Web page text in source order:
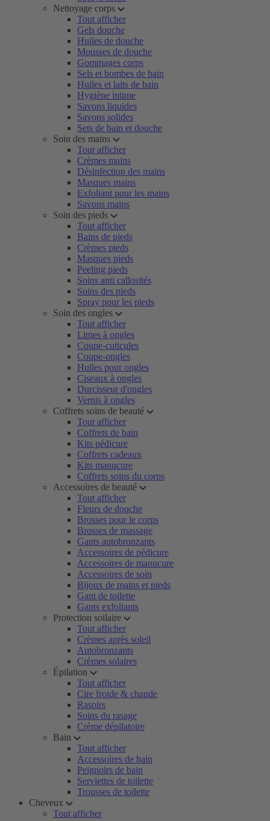
Nettoyage corps
Tout afficher
Gels douche
Huiles de douche
Mousses de douche
Gommages corps
Sels et bombes de bain
Huiles et laits de bain
Hygiène intime
Savons liquides
Savons solides
Sets de bain et douche
Soin des mains
Tout afficher
Crèmes mains
Désinfection des mains
Masques mains
Exfoliant pour les mains
Savons mains
Soin des pieds
Tout afficher
Bains de pieds
Crèmes pieds
Masques pieds
Peeling pieds
Soins anti callosités
Soins des pieds
Spray pour les pieds
Soin des ongles
Tout afficher
Limes à ongles
Coupe-cuticules
Coupe-ongles
Huiles pour ongles
Ciseaux à ongles
Durcisseur d'ongles
Vernis à ongles
Coffrets soins de beauté
Tout afficher
Coffrets de bain
Kits pédicure
Coffrets cadeaux
Kits manucure
Coffrets soins du corps
Accessoires de beauté
Tout afficher
Fleurs de douche
Brosses pour le corps
Brosses de massage
Gants autobronzants
Accessoires de pédicure
Accessoires de manucure
Accessoires de soin
Bijoux de mains et pieds
Gant de toilette
Gants exfoliants
Protection soilaire
Tout afficher
Crèmes après soleil
Autobronzants
Crèmes solaires
Épilation
Tout afficher
Cire froide & chaude
Rasoirs
Soins du rasage
Crème dépilatoire
Bain
Tout afficher
Accessoires de bain
Peignoirs de bain
Serviettes de toilette
Trousses de toilette
Cheveux
Tout afficher